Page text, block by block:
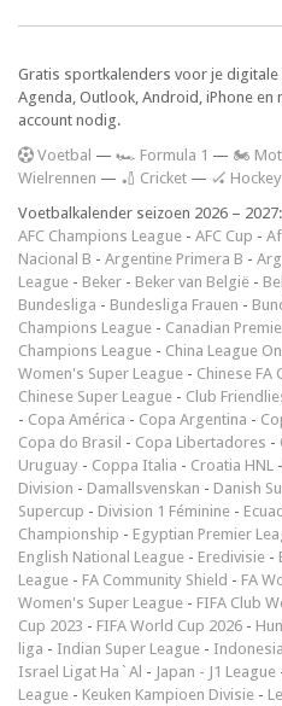
Gratis sportkalenders voor je
Agenda, Outlook, Android, iPhone
account nodig.
Voetbal — 🏎️ Formula 1 — 🏍
Wielrennen — 🏏 Cricket — 🏑 Hockey
Voetbalkalender seizoen 2026 – 2027:
AFC Champions League - AFC Cup -
Nacional B - Argentine Primera B -
League - Beker - Beker van België -
Bundesliga - Bundesliga Frauen -
Champions League - Canadian
Champions League - China League
Women's Super League - Chinese FA
Chinese Super League - Club
- Copa América - Copa Argentina -
Copa do Brasil - Copa Libertadores -
Uruguay - Coppa Italia - Croatia HNL -
Division - Damallsvenskan - Danish
Supercup - Division 1 Féminine -
Championship - Egyptian Premier
English National League - Eredivisie -
League - FA Community Shield - FA
Women's Super League - FIFA Club
Cup 2023 - FIFA World Cup 2026 -
liga - Indian Super League -
Israel Ligat Ha`Al - Japan - J1 League
League - Keuken Kampioen Divisie -